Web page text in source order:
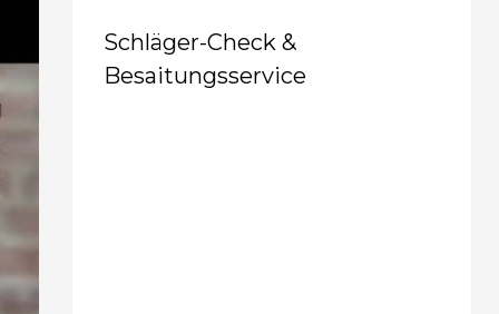
Schläger-Check &
Besaitungsservice